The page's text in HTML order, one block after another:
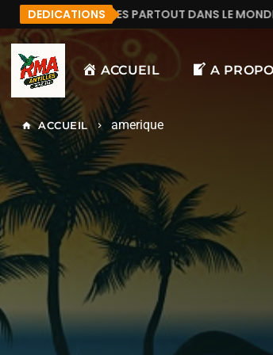
DEDICATIONS
DANS LE MONDE. MANU972
ACCUEIL A
home ACCUEIL keyboard_arrow_right amerique